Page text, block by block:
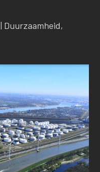
| Duurzaamheid,